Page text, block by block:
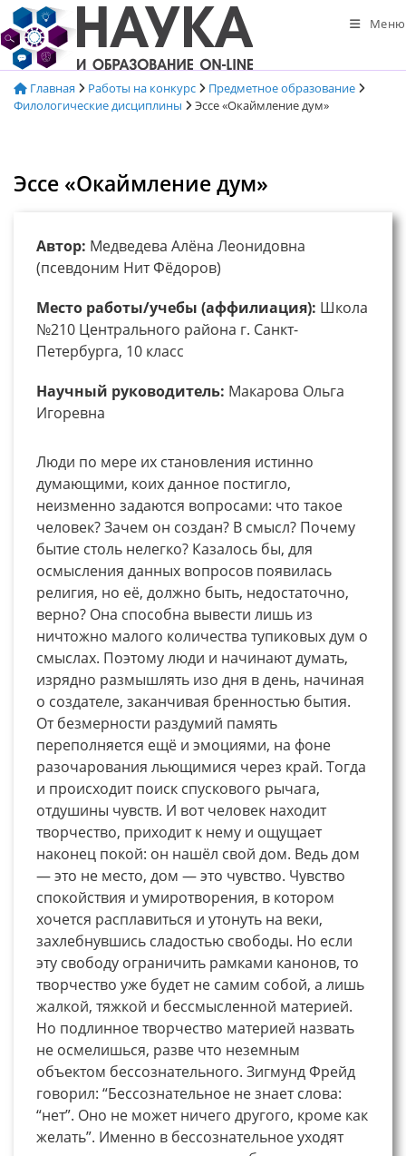
Перейти
к
содержимому
Меню
Главная Работы на конкурс
Предметное образование
Филологические дисциплины
Эссе «Окаймление дум»
Эссе «Окаймление дум»
Автор: Медведева Алёна Леонидовна
(псевдоним Нит Фёдоров)
Место работы/учебы (аффилиация): Школа
№210 Центрального района г. Санкт-
Петербурга, 10 класс
Научный руководитель: Макарова Ольга
Игоревна
Люди по мере их становления истинно
думающими, коих данное постигло,
неизменно задаются вопросами: что такое
человек? Зачем он создан? В смысл? Почему
бытие столь нелегко? Казалось бы, для
осмысления данных вопросов появилась
религия, но её, должно быть, недостаточно,
верно? Она способна вывести лишь из
ничтожно малого количества тупиковых дум о
смыслах. Поэтому люди и начинают думать,
изрядно размышлять изо дня в день, начиная
о создателе, заканчивая бренностью бытия.
От безмерности раздумий память
переполняется ещё и эмоциями, на фоне
разочарования льющимися через край. Тогда
и происходит поиск спускового рычага,
отдушины чувств. И вот человек находит
творчество, приходит к нему и ощущает
наконец покой: он нашёл свой дом. Ведь дом
— это не место, дом — это чувство. Чувство
спокойствия и умиротворения, в котором
хочется расплавиться и утонуть на веки,
захлебнувшись сладостью свободы. Но если
эту свободу ограничить рамками канонов, то
творчество уже будет не самим собой, а лишь
жалкой, тяжкой и бессмысленной материей.
Но подлинное творчество материей назвать
не осмелишься, разве что неземным
объектом бессознательного. Зигмунд Фрейд
говорил: “Бессознательное не знает слова:
“нет”. Оно не может ничего другого, кроме как
желать”. Именно в бессознательное уходят